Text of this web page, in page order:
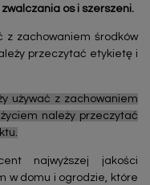
os i szerszeni.
z zachowaniem środków
przeczytać etykietę i
używać z zachowaniem
należy przeczytać
najwyższej jakości
w domu i ogrodzie, które